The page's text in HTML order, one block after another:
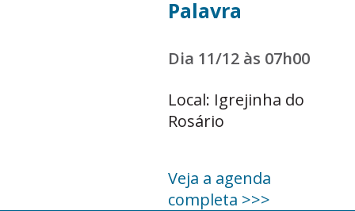
Palavra
Dia 11/12 às 07h00
Local: Igrejinha do
Rosário
Veja a agenda
completa >>>